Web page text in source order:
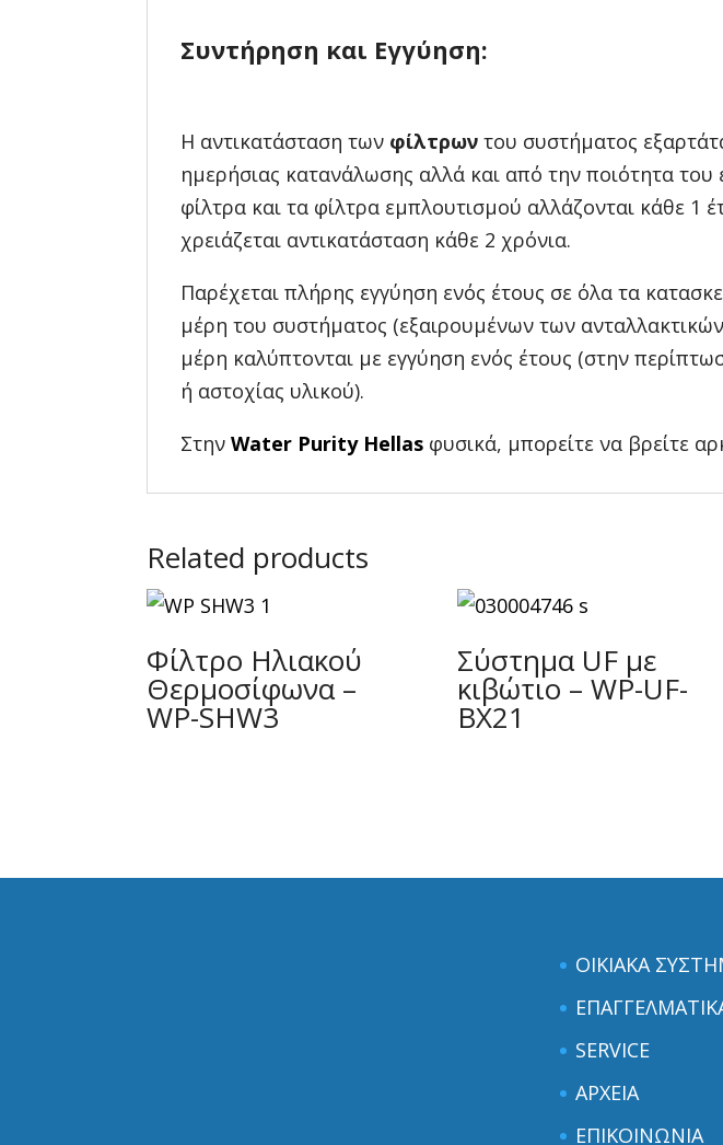
Συντήρηση και Εγγύηση:
Η αντικατάσταση των φίλτρων του συστήματος
ημερήσιας κατανάλωσης αλλά και από την ποιότητα
φίλτρα και τα φίλτρα εμπλουτισμού αλλάζονται κάθε 1
χρειάζεται αντικατάσταση κάθε 2 χρόνια.
Παρέχεται πλήρης εγγύηση ενός έτους σε όλα τα
μέρη του συστήματος (εξαιρουμένων των
μέρη καλύπτονται με εγγύηση ενός έτους (στην
ή αστοχίας υλικού).
ΣτηνWater Purity Hellas φυσικά, μπορείτε να βρείτε
Related products
Φίλτρο Ηλιακού
Θερμοσίφωνα –
WP-SHW3
Σύστημα UF με
κιβώτιο – WP-UF-
BX21
ΟΙΚΙΑΚΑ
SERVICE
ΑΡΧΕΙΑ
ΕΠΙΚΟΙΝΩΝΙΑ